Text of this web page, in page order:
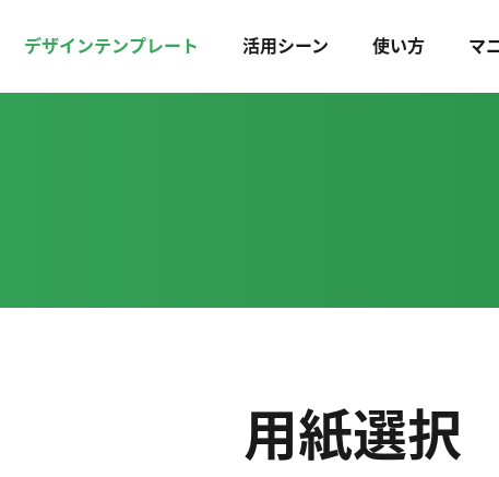
デザインテンプレート 活用シーン 使い方 マ
用紙選択